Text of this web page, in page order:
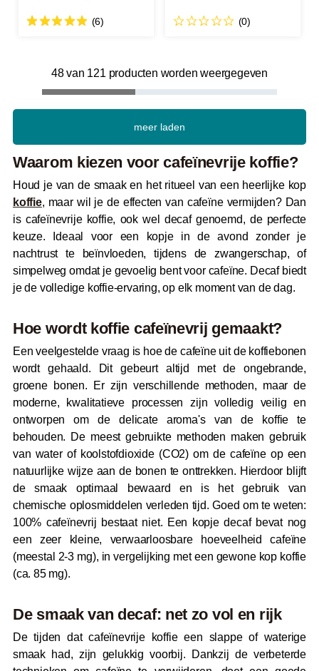
(6) (0)
48 van 121 producten worden weergegeven
meer laden
Waarom kiezen voor cafeïnevrije koffie?
Houd je van de smaak en het ritueel van een heerlijke kop
koffie, maar wil je de effecten van cafeïne vermijden? Dan
is cafeïnevrije koffie, ook wel decaf genoemd, de perfecte
keuze. Ideaal voor een kopje in de avond zonder je
nachtrust te beïnvloeden, tijdens de zwangerschap, of
simpelweg omdat je gevoelig bent voor cafeïne. Decaf biedt
je de volledige koffie-ervaring, op elk moment van de dag.
Hoe wordt koffie cafeïnevrij gemaakt?
Een veelgestelde vraag is hoe de cafeïne uit de koffiebonen
wordt gehaald. Dit gebeurt altijd met de ongebrande,
groene bonen. Er zijn verschillende methoden, maar de
moderne, kwalitatieve processen zijn volledig veilig en
ontworpen om de delicate aroma's van de koffie te
behouden. De meest gebruikte methoden maken gebruik
van water of koolstofdioxide (CO2) om de cafeïne op een
natuurlijke wijze aan de bonen te onttrekken. Hierdoor blijft
de smaak optimaal bewaard en is het gebruik van
chemische oplosmiddelen verleden tijd. Goed om te weten:
100% cafeïnevrij bestaat niet. Een kopje decaf bevat nog
een zeer kleine, verwaarloosbare hoeveelheid cafeïne
(meestal 2-3 mg), in vergelijking met een gewone kop koffie
(ca. 85 mg).
De smaak van decaf: net zo vol en rijk
De tijden dat cafeïnevrije koffie een slappe of waterige
smaak had, zijn gelukkig voorbij. Dankzij de verbeterde